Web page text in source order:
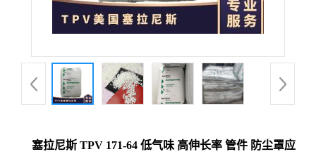
塞拉尼斯 TPV 171-64 低气味 高伸长率 管件 防尘罩应